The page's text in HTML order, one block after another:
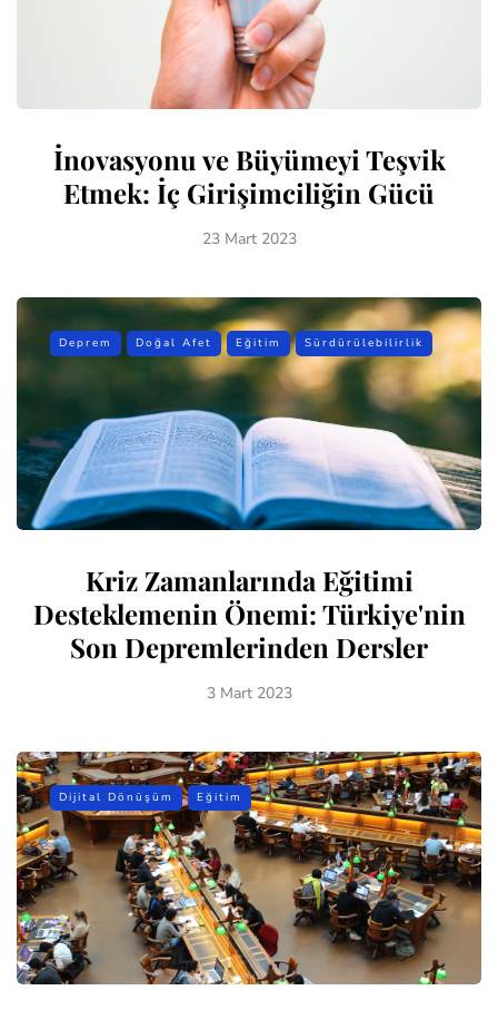
İnovasyonu ve Büyümeyi Teşvik
Etmek: İç Girişimciliğin Gücü
23 Mart 2023
Deprem Doğal Afet Eğitim Sürdürülebilirlik
Kriz Zamanlarında Eğitimi
Desteklemenin Önemi: Türkiye'nin
Son Depremlerinden Dersler
3 Mart 2023
Dijital Dönüşüm Eğitim